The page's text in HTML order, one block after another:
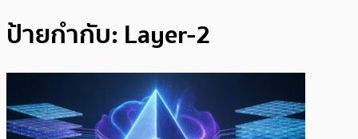
ป้ายกำกับ: Layer-2